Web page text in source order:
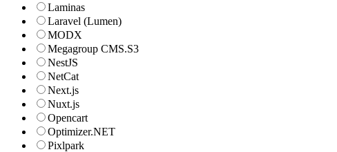
Laminas
Laravel (Lumen)
MODX
Megagroup CMS.S3
NestJS
NetCat
Next.js
Nuxt.js
Opencart
Optimizer.NET
Pixlpark